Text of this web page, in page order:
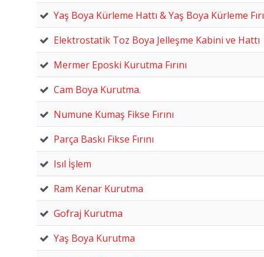
Yaş Boya Kürleme Hattı & Yaş Boya Kürleme
Elektrostatik Toz Boya Jelleşme Kabini ve Hattı
Mermer Eposki Kurutma Fırını
Cam Boya Kurutma.
Numune Kumaş Fikse Fırını
Parça Baskı Fikse Fırını
Isıl İşlem
Ram Kenar Kurutma
Gofraj Kurutma
Yaş Boya Kurutma